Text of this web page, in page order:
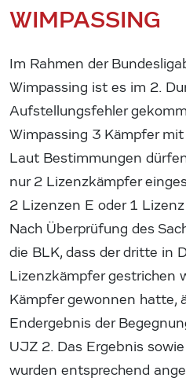
WIMPASSING
Im Rahmen der
Wimpassing ist es im 2.
Aufstellungsfehler
Wimpassing 3 Kämpfer
Laut Bestimmungen
nur 2 Lizenzkämpfer
2 Lizenzen E oder 1
Nach Überprüfung des
die BLK, dass der dritte in
Lizenzkämpfer gestrichen
Kämpfer gewonnen hatte,
Endergebnis der
UJZ 2. Das Ergebnis
wurden entsprechend